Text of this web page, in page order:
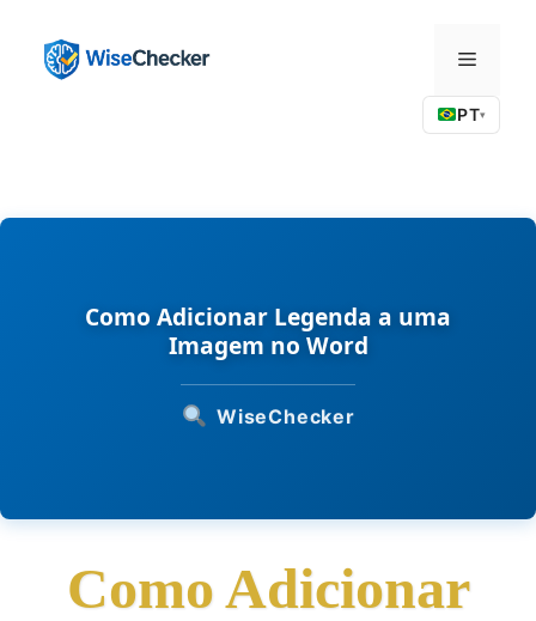
Menu
PT▾
Como Adicionar Legenda a uma
Imagem no Word
WiseChecker
Como Adicionar